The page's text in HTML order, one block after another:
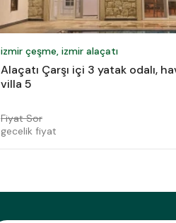
izmir çeşme, izmir alaçatı
Alaçatı Çarşı içi 3 yatak odalı,
villa 5
Fiyat Sor
gecelik fiyat